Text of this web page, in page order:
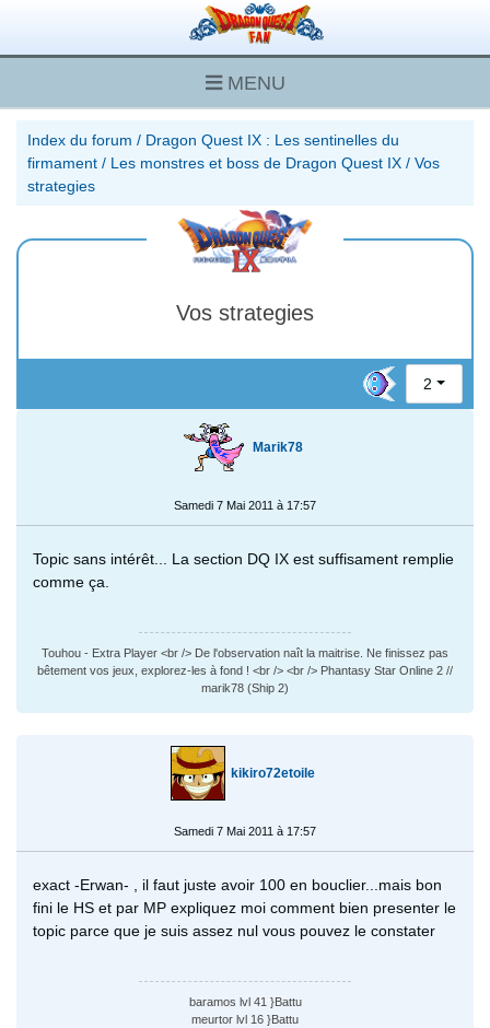
MENU
Index du forum / Dragon Quest IX : Les sentinelles du
firmament / Les monstres et boss de Dragon Quest IX / Vos
strategies
Vos strategies
2
Marik78
Samedi 7 Mai 2011 à 17:57
Topic sans intérêt... La section DQ IX est suffisament remplie
comme ça.
Touhou - Extra Player <br /> De l'observation naît la maitrise. Ne finissez pas
bêtement vos jeux, explorez-les à fond ! <br /> <br /> Phantasy Star Online 2 //
marik78 (Ship 2)
kikiro72etoile
Samedi 7 Mai 2011 à 17:57
exact -Erwan- , il faut juste avoir 100 en bouclier...mais bon
fini le HS et par MP expliquez moi comment bien presenter le
topic parce que je suis assez nul vous pouvez le constater
baramos lvl 41 }Battu
meurtor lvl 16 }Battu